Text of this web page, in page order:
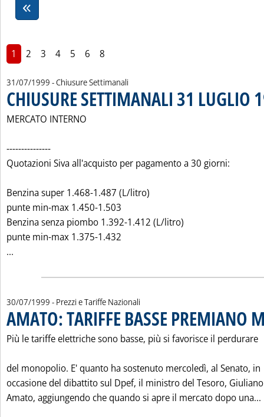
1 2 3 4 5 6 8
31/07/1999 - Chiusure Settimanali
CHIUSURE SETTIMANALI 31 LUGLIO
MERCATO INTERNO
---------------
Quotazioni Siva all'acquisto per pagamento a 30 giorni:
Benzina super 1.468-1.487 (L/litro)
punte min-max 1.450-1.503
Benzina senza piombo 1.392-1.412 (L/litro)
punte min-max 1.375-1.432
...
30/07/1999 - Prezzi e Tariffe Nazionali
AMATO: TARIFFE BASSE PREMIANO
Più le tariffe elettriche sono basse, più si favorisce il perdurare
del monopolio. E' quanto ha sostenuto mercoledì, al Senato, in
occasione del dibattito sul Dpef, il ministro del Tesoro, Giuliano
Amato, aggiungendo che quando si apre il mercato dopo una...